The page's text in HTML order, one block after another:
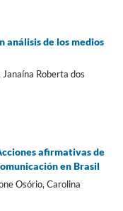
análisis de los medios
Roberta dos
afirmativas de
en Brasil
Osório, Carolina